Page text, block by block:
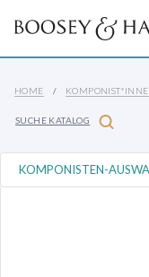
HOME
SUCHE KATALOG